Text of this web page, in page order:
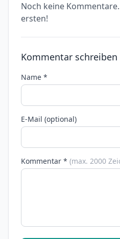
Noch keine
ersten!
Kommentar schreiben
Name *
E-Mail (optional)
Kommentar * (max. 2000